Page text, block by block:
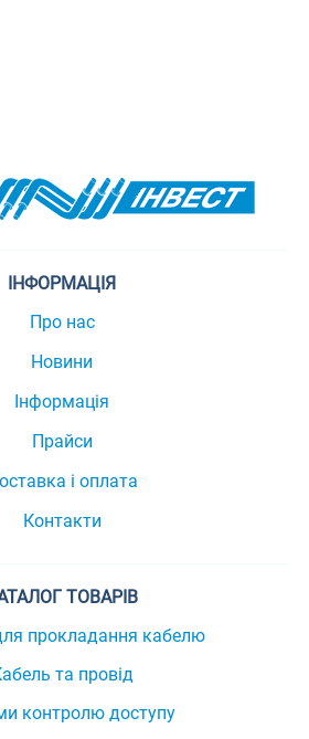
ІНФОРМАЦІЯ
Про нас
Новини
Інформація
Прайси
і оплата
Контакти
ТОВАРІВ
прокладання кабелю
та провід
контролю доступу